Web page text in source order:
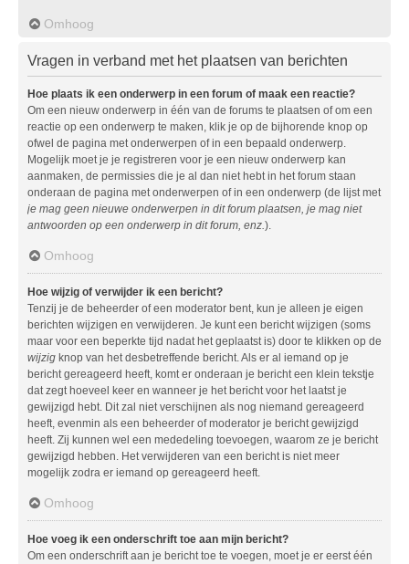
Omhoog
Vragen in verband met het plaatsen van berichten
Hoe plaats ik een onderwerp in een forum of maak een reactie?
Om een nieuw onderwerp in één van de forums te plaatsen of om een
reactie op een onderwerp te maken, klik je op de bijhorende knop op
ofwel de pagina met onderwerpen of in een bepaald onderwerp.
Mogelijk moet je je registreren voor je een nieuw onderwerp kan
aanmaken, de permissies die je al dan niet hebt in het forum staan
onderaan de pagina met onderwerpen of in een onderwerp (de lijst met
je mag geen nieuwe onderwerpen in dit forum plaatsen, je mag niet
antwoorden op een onderwerp in dit forum, enz. ).
Omhoog
Hoe wijzig of verwijder ik een bericht?
Tenzij je de beheerder of een moderator bent, kun je alleen je eigen
berichten wijzigen en verwijderen. Je kunt een bericht wijzigen (soms
maar voor een beperkte tijd nadat het geplaatst is) door te klikken op de
wijzig knop van het desbetreffende bericht. Als er al iemand op je
bericht gereageerd heeft, komt er onderaan je bericht een klein tekstje
dat zegt hoeveel keer en wanneer je het bericht voor het laatst je
gewijzigd hebt. Dit zal niet verschijnen als nog niemand gereageerd
heeft, evenmin als een beheerder of moderator je bericht gewijzigd
heeft. Zij kunnen wel een mededeling toevoegen, waarom ze je bericht
gewijzigd hebben. Het verwijderen van een bericht is niet meer
mogelijk zodra er iemand op gereageerd heeft.
Omhoog
Hoe voeg ik een onderschrift toe aan mijn bericht?
Om een onderschrift aan je bericht toe te voegen, moet je er eerst één